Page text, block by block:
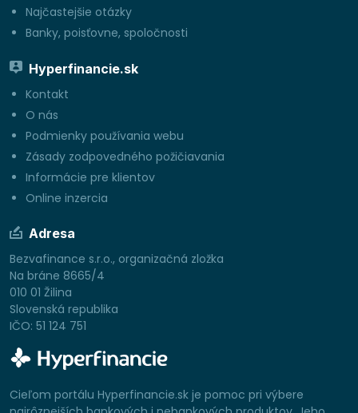
Najčastejšie otázky
Banky, poisťovne, spoločnosti
Hyperfinancie.sk
Kontakt
O nás
Podmienky používania webu
Zásady zodpovedného požičiavania
Informácie pre klientov
Online inzercia
Adresa
Bezvafinance s.r.o., organizačná zložka
Na bráne 8665/4
010 01 Žilina
Slovenská republika
IČO: 51 124 751
Cieľom portálu Hyperfinancie.sk je pomoc pri výbere